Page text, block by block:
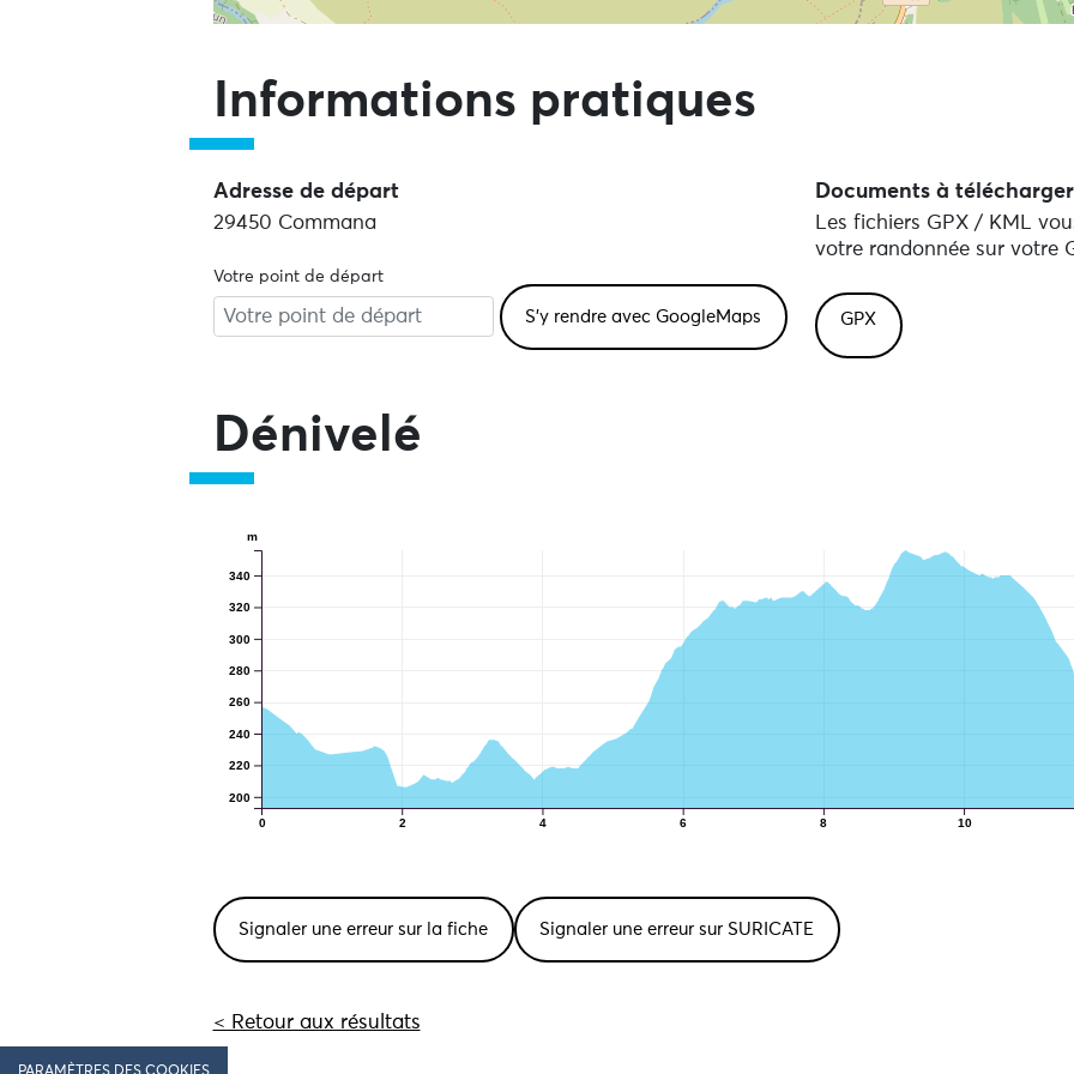
Informations pratiques
Adresse de départ
29450 Commana
Votre point de départ
Documents à télécharger
Les fichiers GPX / KML
votre randonnée sur votre
GPX
Dénivelé
0 2 4 6 8 10
200
220
240
260
280
300
320
340
m
Signaler une erreur sur la fiche Signaler une erreur sur SURICATE
< Retour aux résultats